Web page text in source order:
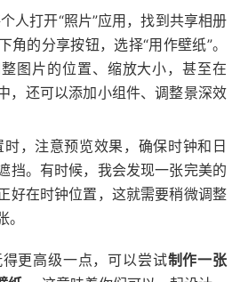
人打开“照片”应用，找到共享相册
角的分享按钮，选择“用作壁纸”。
图片的位置、缩放大小，甚至在
，还可以添加小组件、调整景深效
时，注意预览效果，确保时钟和日
挡。有时候，我会发现一张完美的
好在时钟位置，这就需要稍微调整
更高级一点，可以尝试制作一张